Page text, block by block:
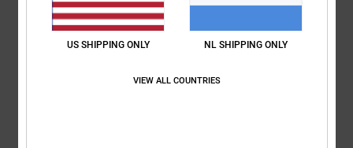
5.0/5
1 geverifieerde beoordelingen
US SHIPPING ONLY NL SHIPPING ONLY
VIEW ALL COUNTRIES